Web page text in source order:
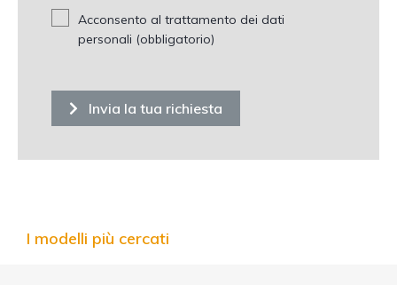
Acconsento al trattamento dei dati
personali (obbligatorio)
Invia la tua richiesta
I modelli più cercati